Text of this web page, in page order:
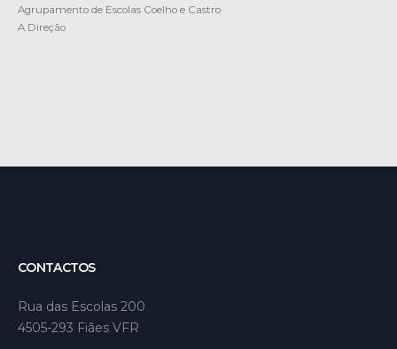
Agrupamento de Escolas Coelho e Castro
A Direção
CONTACTOS
Rua das Escolas 200
4505-293 Fiães VFR